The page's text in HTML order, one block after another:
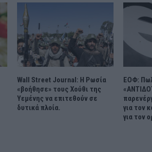
Wall Street Journal: Η Ρωσία
«βοήθησε» τους Χούθι της
Υεμένης να επιτεθούν σε
δυτικά πλοία.
ΕΟΦ:
για τον
για τον